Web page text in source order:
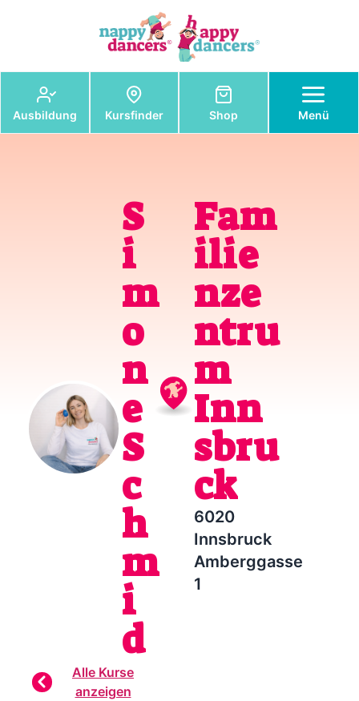
Ausbildung Kursfinder Shop Menü
S
i
m
o
n
e
S
c
h
m
i
d
Alle Kurse
anzeigen
Fam
ilie
nze
ntru
m
Inn
sbru
ck
6020
Innsbruck
Amberggasse
1